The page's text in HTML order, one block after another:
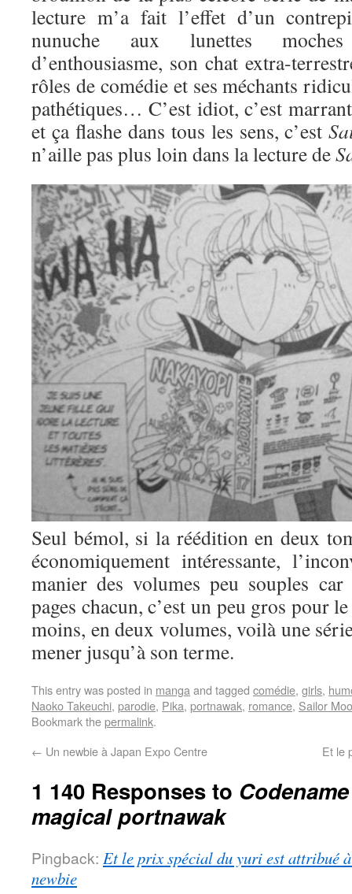
lecture m’a fait l’effet d’un
nunuche aux lunettes
d’enthousiasme, son chat extra-
rôles de comédie et ses méchants
pathétiques… C’est idiot, c’est
et ça flashe dans tous les sens, c’est
n’aille pas plus loin dans la lecture de
Seul bémol, si la réédition en deux
économiquement intéressante,
manier des volumes peu souples
pages chacun, c’est un peu gros pour
moins, en deux volumes, voilà une
mener jusqu’à son terme.
This entry was posted in mangaand tagged comédie, girls,
Naoko Takeuchi, parodie, Pika, portnawak, romance, Sailor
Bookmark thepermalink.
← Un newbie à Japan Expo Centre Et le
1 140 Responses to
magical portnawak
Pingback: Et le prix spécial du yuri est attribué
newbie